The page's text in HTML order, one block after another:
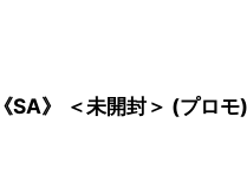
SA》 ＜未開封＞ (プロ